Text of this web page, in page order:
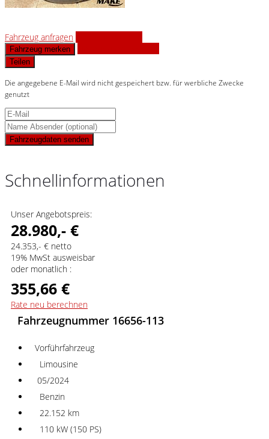
Fahrzeug anfragen
Fahrzeug merken
Teilen
Die angegebene E-Mail wird nicht gespeichert bzw. für werbliche Zwecke
genutzt
Fahrzeugdaten senden
Schnellinformationen
Unser Angebotspreis:
28.980,- €
24.353,- € netto
19% MwSt ausweisbar
oder monatlich :
355,66 €
Rate neu berechnen
Fahrzeugnummer 16656-113
Vorführfahrzeug
Limousine
05/2024
Benzin
22.152 km
110 kW (150 PS)